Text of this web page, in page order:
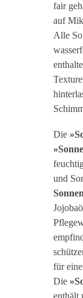
fair
auf
Alle
Die
und
für
Die